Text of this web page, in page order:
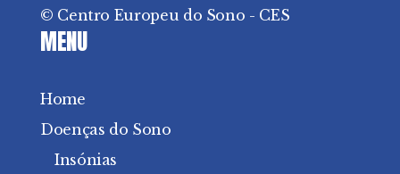
© Centro Europeu do Sono - CES
MENU
Home
Doenças do Sono
Insónias